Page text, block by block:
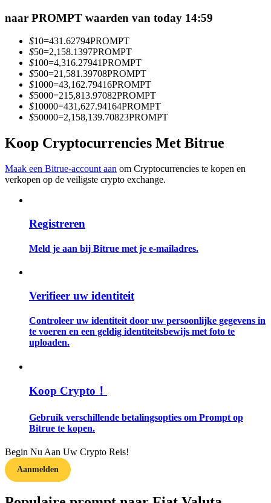
Informatie
Leer hoe u winstgevend kunt blijven
naar PROMPT waarden van today 14:59
$10=431.62794PROMPT
$50=2,158.1397PROMPT
$100=4,316.27941PROMPT
$500=21,581.39708PROMPT
$1000=43,162.79416PROMPT
$5000=215,813.97082PROMPT
$10000=431,627.94164PROMPT
$50000=2,158,139.70823PROMPT
Koop Cryptocurrencies Met Bitrue
Maak een Bitrue-account aan om Cryptocurrencies te kopen en
verkopen op de veiligste crypto exchange.
Registreren
Meld je aan bij Bitrue met je e-mailadres.
Verifieer uw identiteit
Controleer uw identiteit door uw persoonlijke gegevens in
te voeren en een geldig identiteitsbewijs met foto te
uploaden.
Koop Crypto！
Gebruik verschillende betalingsopties om Prompt op
Bitrue te kopen.
Begin Nu Aan Uw Crypto Reis!
Aanmelden